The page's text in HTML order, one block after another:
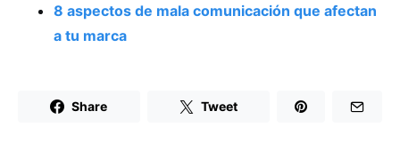
8 aspectos de mala comunicación que afectan
a tu marca
Share Tweet